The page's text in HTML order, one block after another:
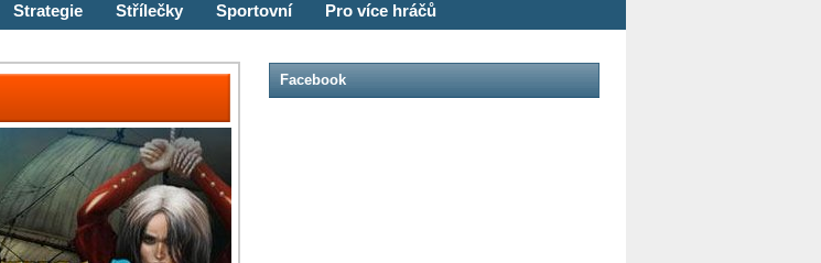
Strategie Střílečky Sportovní Pro více hráčů
Facebook